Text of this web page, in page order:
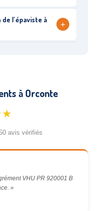
l’épaviste à
+
à Orconte
avis vérifiés
VHU PR 920001 B
»